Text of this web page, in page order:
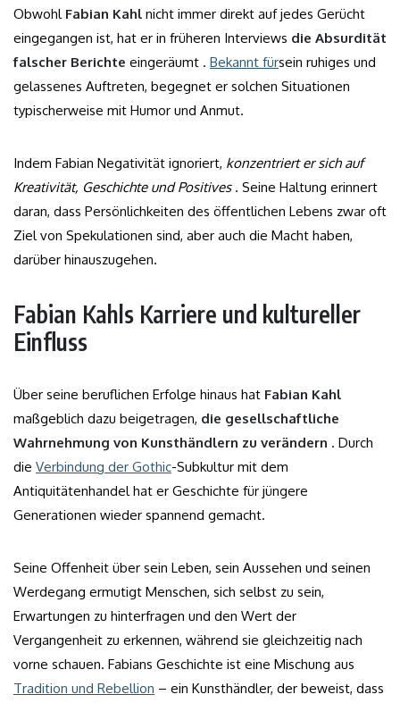
Obwohl Fabian Kahl nicht immer direkt auf jedes Gerücht
eingegangen ist, hat er in früheren Interviews die Absurdität
falscher Berichte eingeräumt . Bekannt fürsein ruhiges und
gelassenes Auftreten, begegnet er solchen Situationen
typischerweise mit Humor und Anmut.
Indem Fabian Negativität ignoriert, konzentriert er sich auf
Kreativität, Geschichte und Positives. Seine Haltung erinnert
daran, dass Persönlichkeiten des öffentlichen Lebens zwar oft
Ziel von Spekulationen sind, aber auch die Macht haben,
darüber hinauszugehen.
Fabian Kahls Karriere und kultureller
Einfluss
Über seine beruflichen Erfolge hinaus hat Fabian Kahl
maßgeblich dazu beigetragen, die gesellschaftliche
Wahrnehmung von Kunsthändlern zu verändern . Durch
die Verbindung der Gothic-Subkultur mit dem
Antiquitätenhandel hat er Geschichte für jüngere
Generationen wieder spannend gemacht.
Seine Offenheit über sein Leben, sein Aussehen und seinen
Werdegang ermutigt Menschen, sich selbst zu sein,
Erwartungen zu hinterfragen und den Wert der
Vergangenheit zu erkennen, während sie gleichzeitig nach
vorne schauen. Fabians Geschichte ist eine Mischung aus
Tradition und Rebellion – ein Kunsthändler, der beweist, dass